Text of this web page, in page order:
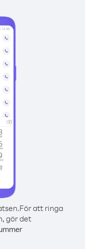
För att ringa
gör det